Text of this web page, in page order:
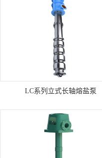
LC系列立式长轴熔盐泵